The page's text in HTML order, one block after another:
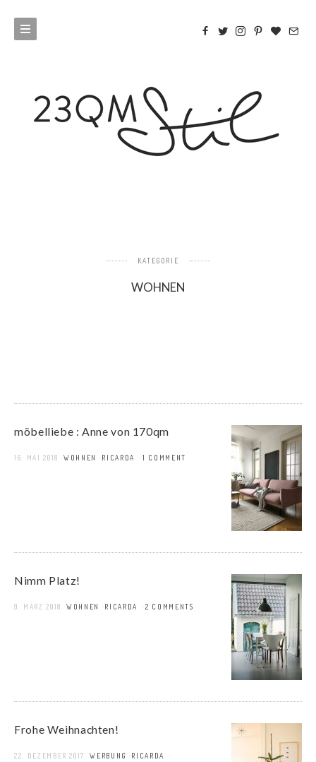
KATEGORIE
WOHNEN
möbelliebe : Anne von 170qm
16. MAI 2018 WOHNEN RICARDA 1 COMMENT
Nimm Platz!
9. MÄRZ 2018 WOHNEN RICARDA 2 COMMENTS
Frohe Weihnachten!
22. DEZEMBER 2017 WERBUNG
RICARDA